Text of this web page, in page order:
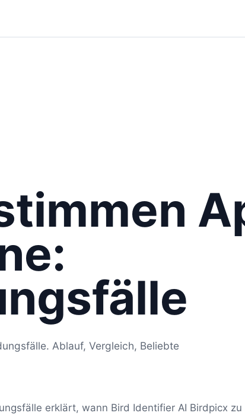
Ablauf, Vergleich, Beliebte
erklärt, wann Bird Identifier AI Birdpicx zu